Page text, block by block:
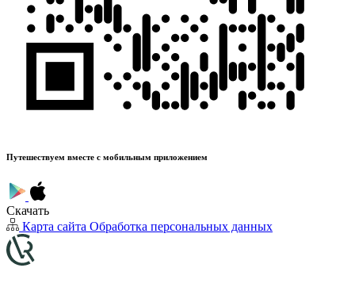
Путешествуем вместе с мобильным приложением
Скачать
Карта сайта Обработка персональных данных